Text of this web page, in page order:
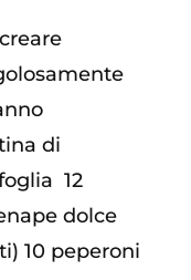
di
12
dolce
10 peperoni